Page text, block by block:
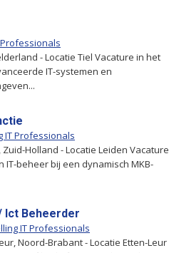
Professionals
- Locatie Tiel Vacature in het
IT-systemen en
IT Professionals
Holland - Locatie Leiden Vacature
beheer bij een dynamisch MKB-
Ict Beheerder
IT Professionals
Noord-Brabant - Locatie Etten-Leur